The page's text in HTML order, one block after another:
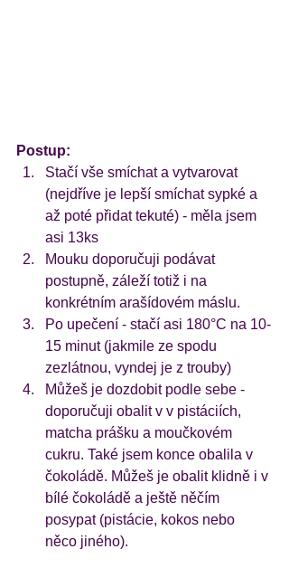
Postup:
Stačí vše smíchat a vytvarovat
(nejdříve je lepší smíchat sypké a
až poté přidat tekuté) - měla jsem
asi 13ks
Mouku doporučuji podávat
postupně, záleží totiž i na
konkrétním arašídovém máslu.
Po upečení - stačí asi 180°C na 10-
15 minut (jakmile ze spodu
zezlátnou, vyndej je z trouby)
Můžeš je dozdobit podle sebe -
doporučuji obalit v v pistáciích,
matcha prášku a moučkovém
cukru. Také jsem konce obalila v
čokoládě. Můžeš je obalit klidně i v
bílé čokoládě a ještě něčím
posypat (pistácie, kokos nebo
něco jiného).